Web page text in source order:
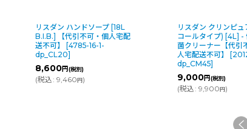
リスダン クリンピュア (アル
コールタイプ) [4L] - 便座除
菌クリーナー【代引不可・個
人宅配送不可】
dp_CM45
9,000円(税別)
リスダン ハイパワ
B.I.B.] - 高性能強力
ー【代引不可・個人
可】 [3342-16-1-
18,900円
(税込: 20,790